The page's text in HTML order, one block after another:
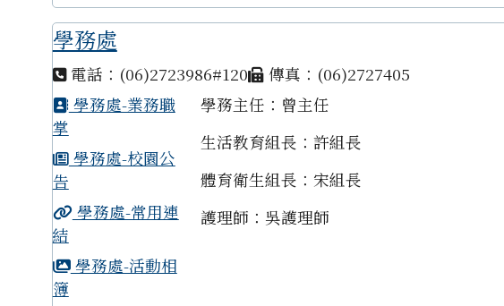
學務處
電話：(06)2723986#120
傳真：(06)2727405
學務處-業務職
掌
學務處-校園公
告
學務處-常用連
結
學務處-活動相
簿
學務主任：曾主任
生活教育組長：許組長
體育衛生組長：宋組長
護理師：吳護理師